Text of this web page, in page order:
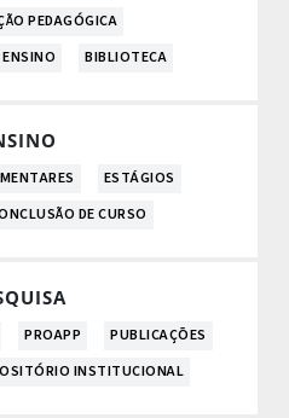
PEDAGÓGICA
BIBLIOTECA
ESTÁGIOS
DE CURSO
PROAPP
PUBLICAÇÕES
INSTITUCIONAL